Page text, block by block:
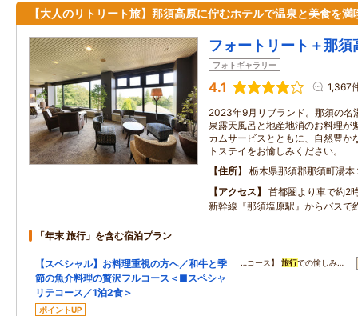
【大人のリトリート旅】那須高原に佇むホテルで温泉と美食を満
フォートリート＋那須
フォトギャラリー
4.1 1,367
2023年9月リブランド。那須の名
泉露天風呂と地産地消のお料理が
カムサービスとともに、自然豊か
トステイをお愉しみください。
住所
栃木県那須郡那須町湯本
アクセス
首都圏より車で約2
新幹線『那須塩原駅』からバスで
「年末 旅行」を含む宿泊プラン
【スペシャル】お料理重視の方へ／和牛と季
節の魚介料理の贅沢フルコース＜■スペシャ
リテコース／1泊2食＞
ポイントUP
…コース】旅行での愉しみ…